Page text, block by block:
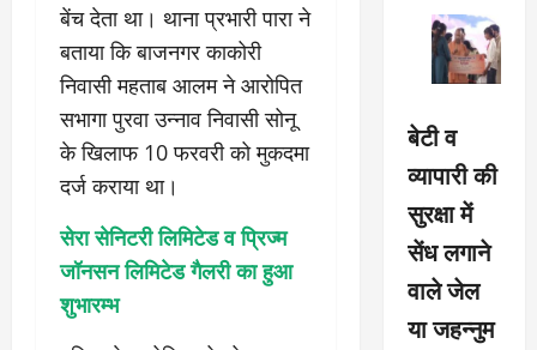
बेंच देता था। थाना प्रभारी पारा ने
बताया कि बाजनगर काकोरी
निवासी महताब आलम ने आरोपित
सभागा पुरवा उन्नाव निवासी सोनू
के खिलाफ 10 फरवरी को मुकदमा
दर्ज कराया था।
सेरा सेनिटरी लिमिटेड व प्रिज्म
जॉनसन लिमिटेड गैलरी का हुआ
शुभारम्भ
बेटी व
व्यापारी की
सुरक्षा में
सेंध लगाने
वाले जेल
या जहन्नुम